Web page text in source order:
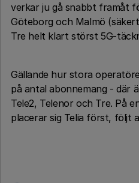
verkar ju gå snabbt framåt
Göteborg och Malmö
Tre helt klart störst 5G-
Gällande hur stora
på antal abonnemang - där
Tele2, Telenor och Tre. På
placerar sig Telia först, följt